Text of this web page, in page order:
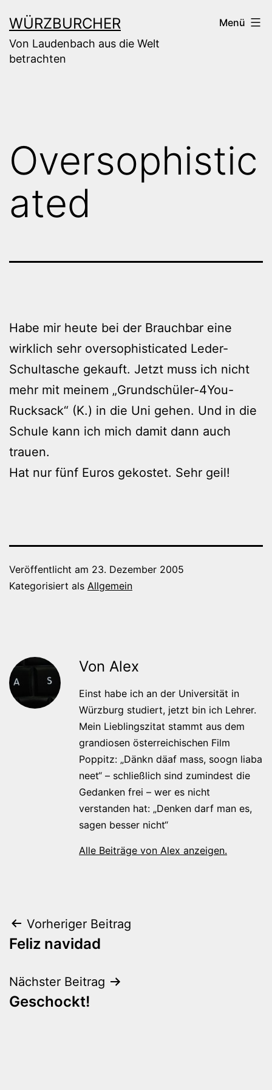
Inhalt
springen
WÜRZBURCHER
Von Laudenbach aus die Welt
betrachten
Menü
Oversophistic
ated
Habe mir heute bei der Brauchbar eine
wirklich sehr oversophisticated Leder-
Schultasche gekauft. Jetzt muss ich nicht
mehr mit meinem „Grundschüler-4You-
Rucksack“ (K.) in die Uni gehen. Und in die
Schule kann ich mich damit dann auch
trauen.
Hat nur fünf Euros gekostet. Sehr geil!
Veröffentlicht am 23. Dezember 2005
Kategorisiert als Allgemein
Von Alex
Einst habe ich an der Universität in
Würzburg studiert, jetzt bin ich Lehrer.
Mein Lieblingszitat stammt aus dem
grandiosen österreichischen Film
Poppitz: „Dänkn däaf mass, soogn liaba
neet“ – schließlich sind zumindest die
Gedanken frei – wer es nicht
verstanden hat: „Denken darf man es,
sagen besser nicht“
Alle Beiträge von Alex anzeigen.
Beitragsnavigation
Vorheriger Beitrag
Feliz navidad
Nächster Beitrag
Geschockt!